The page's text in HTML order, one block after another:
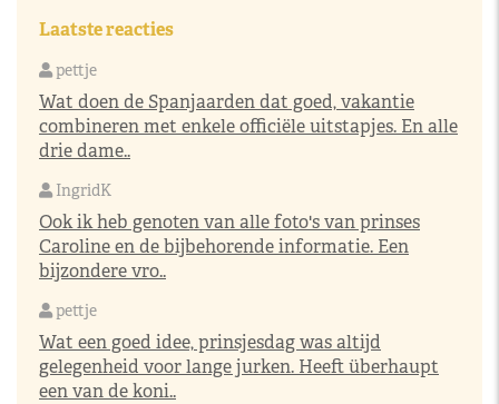
Laatste reacties
pettje
Wat doen de Spanjaarden dat goed, vakantie
combineren met enkele officiële uitstapjes. En alle
drie dame..
IngridK
Ook ik heb genoten van alle foto's van prinses
Caroline en de bijbehorende informatie. Een
bijzondere vro..
pettje
Wat een goed idee, prinsjesdag was altijd
gelegenheid voor lange jurken. Heeft überhaupt
een van de koni..